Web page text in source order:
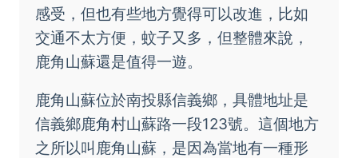
感受，但也有些地方覺得可以改進，比如
交通不太方便，蚊子又多，但整體來說，
鹿角山蘇還是值得一遊。
鹿角山蘇位於南投縣信義鄉，具體地址是
信義鄉鹿角村山蘇路一段123號。這個地方
之所以叫鹿角山蘇，是因為當地有一種形